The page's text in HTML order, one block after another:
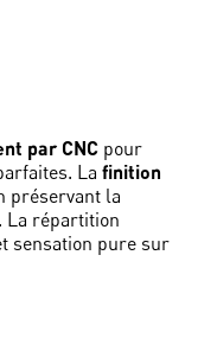
par CNC pour
La finition
préservant la
La répartition
sensation pure sur